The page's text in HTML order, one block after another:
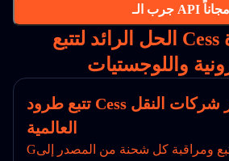
جرب الـ API مجاناً
الحل الرائد لتتبع Cess في التجارة
واللوجستيات
تتبع طرود Cess الخاصة بك عبر شركات النقل
العالمية
Gاوحدة المنصة لتتبع ومراقبة كل شحنة من المصدر إلى